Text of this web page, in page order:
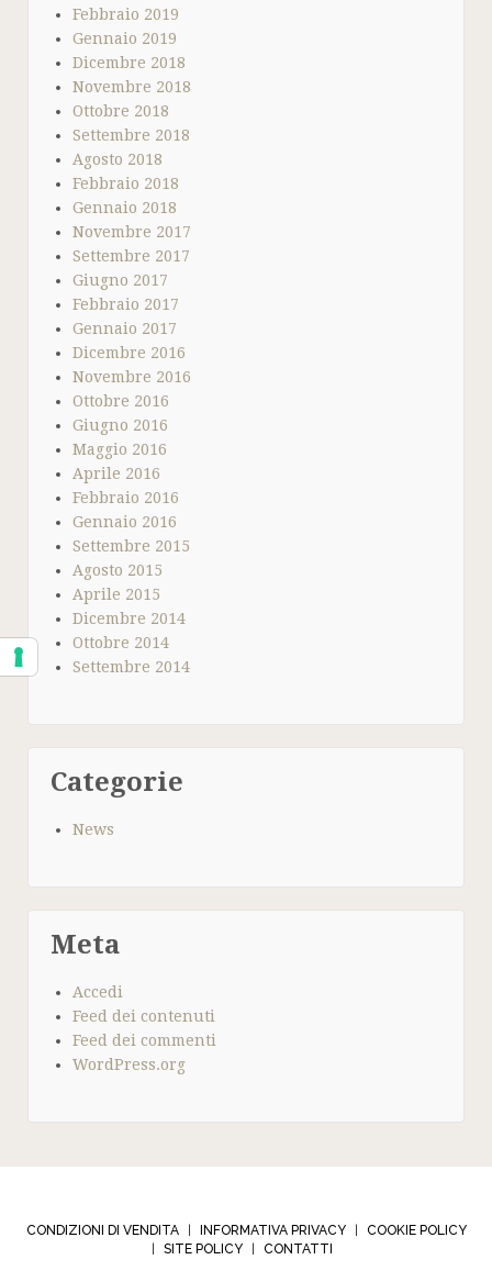
Febbraio 2019
Gennaio 2019
Dicembre 2018
Novembre 2018
Ottobre 2018
Settembre 2018
Agosto 2018
Febbraio 2018
Gennaio 2018
Novembre 2017
Settembre 2017
Giugno 2017
Febbraio 2017
Gennaio 2017
Dicembre 2016
Novembre 2016
Ottobre 2016
Giugno 2016
Maggio 2016
Aprile 2016
Febbraio 2016
Gennaio 2016
Settembre 2015
Agosto 2015
Aprile 2015
Dicembre 2014
Ottobre 2014
Settembre 2014
Categorie
News
Meta
Accedi
Feed dei contenuti
Feed dei commenti
WordPress.org
CONDIZIONI DI VENDITA INFORMATIVA PRIVACY COOKIE POLICY
SITE POLICY CONTATTI